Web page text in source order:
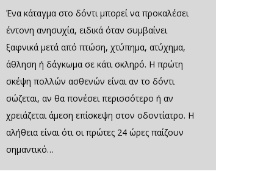
Ένα κάταγμα στο δόντι μπορεί να προκαλέσει
έντονη ανησυχία, ειδικά όταν συμβαίνει
ξαφνικά μετά από πτώση, χτύπημα, ατύχημα,
άθληση ή δάγκωμα σε κάτι σκληρό. Η πρώτη
σκέψη πολλών ασθενών είναι αν το δόντι
σώζεται, αν θα πονέσει περισσότερο ή αν
χρειάζεται άμεση επίσκεψη στον οδοντίατρο. Η
αλήθεια είναι ότι οι πρώτες 24 ώρες παίζουν
σημαντικό…